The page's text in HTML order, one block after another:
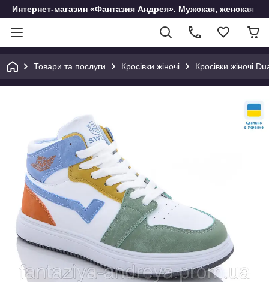
Интернет-магазин «Фантазия Андрея». Мужская, женская и
Товари та послуги Кросівки жіночі Кросівки жіночі